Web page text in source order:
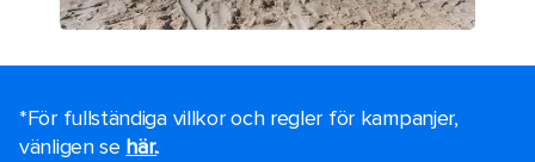
*För fullständiga villkor och regler för kampanjer,
vänligen se här..